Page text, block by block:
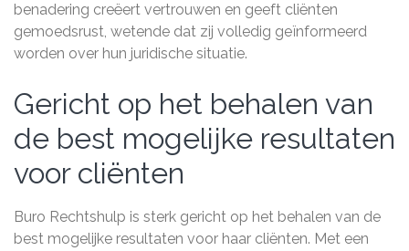
benadering creëert vertrouwen en geeft cliënten
gemoedsrust, wetende dat zij volledig geïnformeerd
worden over hun juridische situatie.
Gericht op het behalen van
de best mogelijke resultaten
voor cliënten
Buro Rechtshulp is sterk gericht op het behalen van de
best mogelijke resultaten voor haar cliënten. Met een